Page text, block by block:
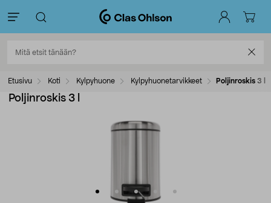
Etusivu Koti Kylpyhuone Kylpyhuonetarvikkeet Poljinroskis 3 l
Poljinroskis 3 l